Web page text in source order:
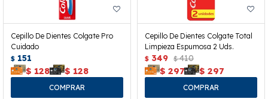
Cepillo De Dientes Colgate Pro
Cuidado
$ 151
$ 128 $ 128
Cepillo De Dientes Colgate Total
Limpieza Espumosa 2 Uds.
$ 349 $ 410
$ 297 $ 297